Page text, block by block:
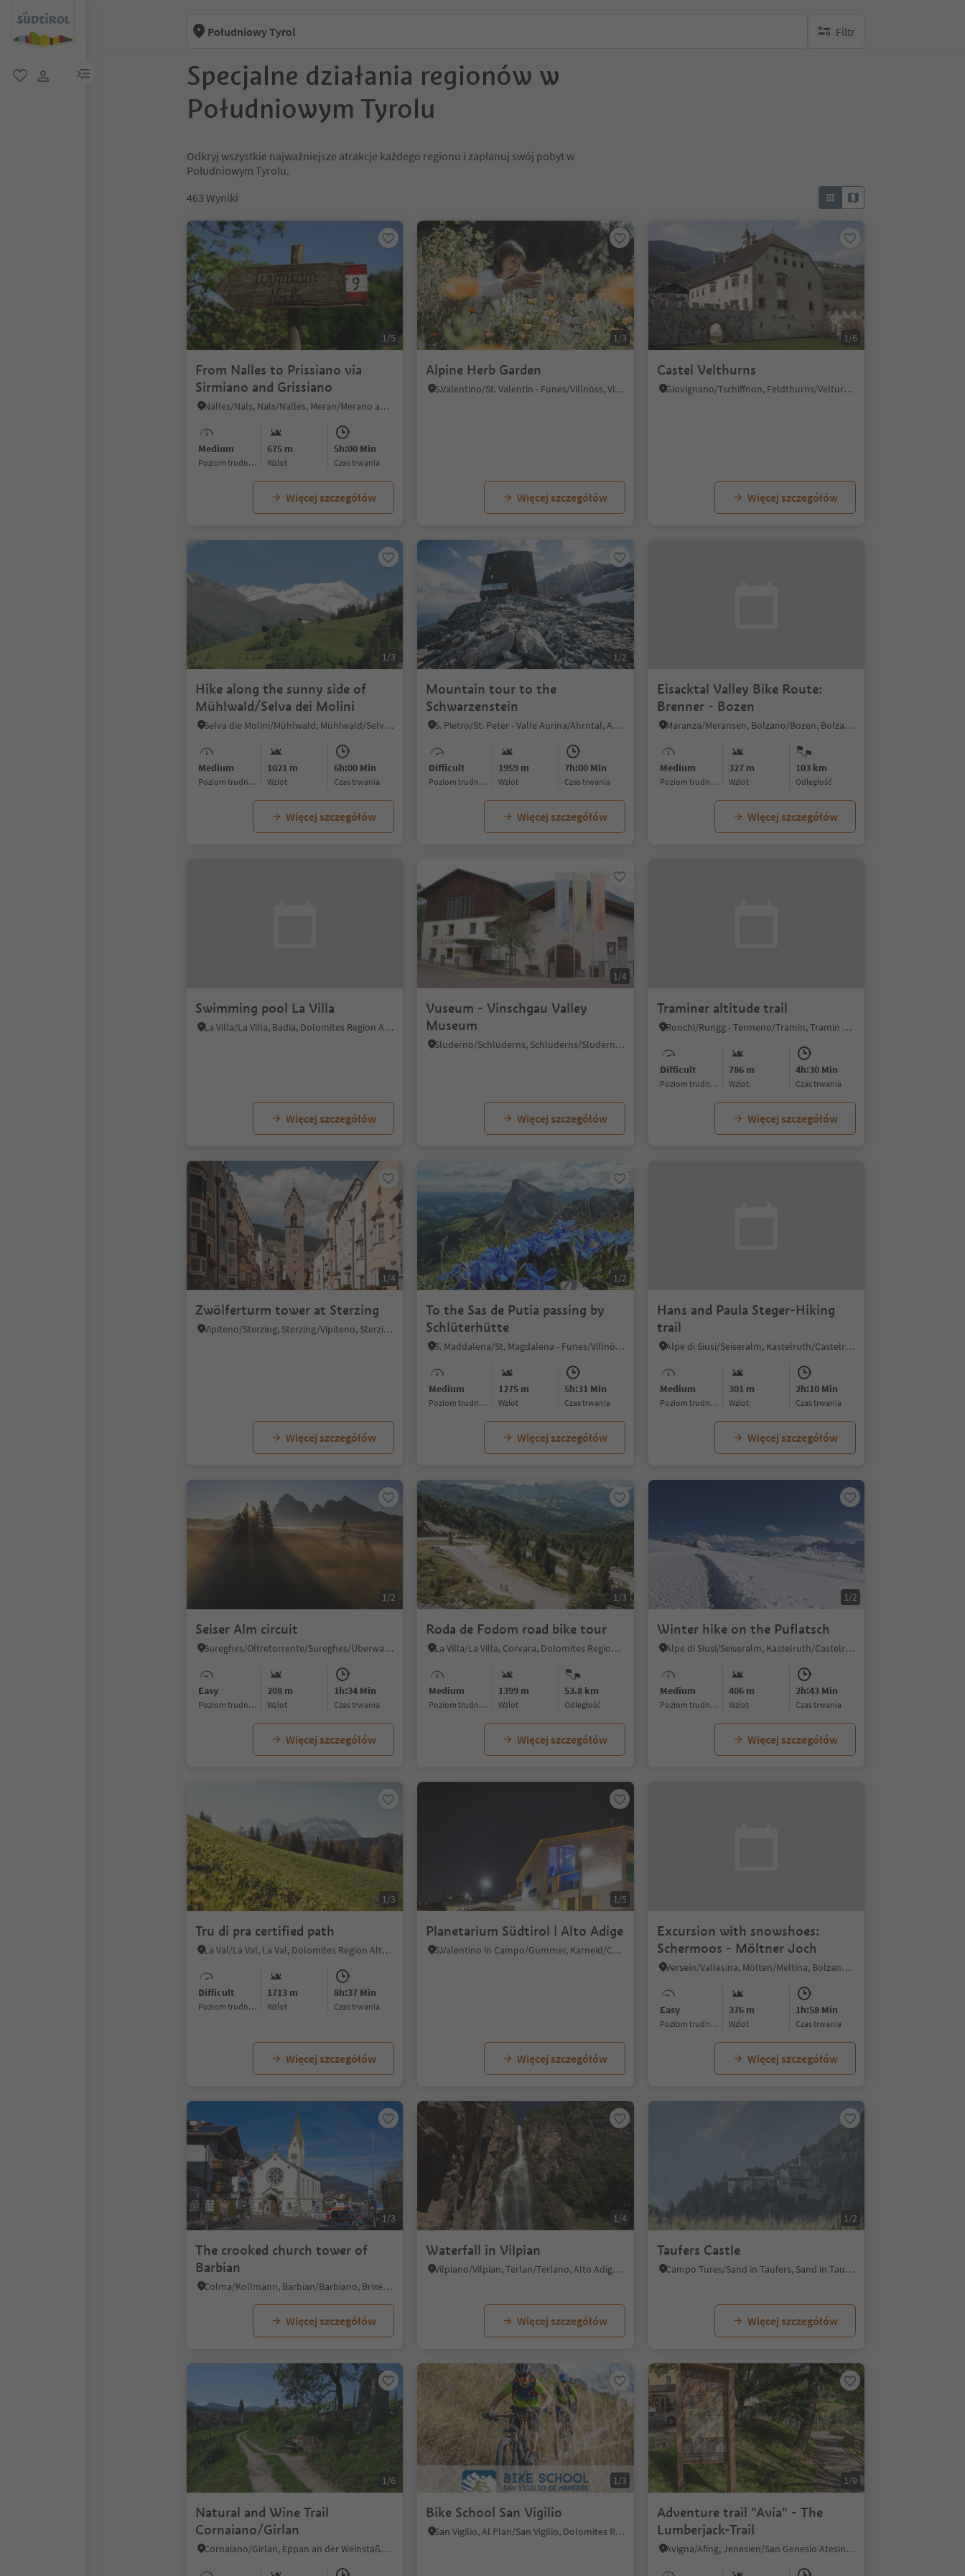
link menu
Południowy Tyrol Filtr
brak aktywnych filtrów
Specjalne działania regionów w
Południowym Tyrolu
Odkryj wszystkie najważniejsze atrakcje każdego regionu i zaplanuj swój pobyt w
Południowym Tyrolu.
463 Wyniki
1/5
From Nalles to Prissiano via
Sirmiano and Grissiano
Nalles/Nals, Nals/Nalles, Meran/Merano and environs
Medium
Poziom trudności
675 m
Wzlot
5h:00 Min
czas trwania
Więcej szczegółów
1/3
Alpine Herb Garden
S.Valentino/St. Valentin - Funes/Villnöss, Villnöss/Funes, Dolomites Region Lüsen Villnöss
Więcej szczegółów
1/6
Castel Velthurns
Giovignano/Tschiffnon, Feldthurns/Velturno, Brixen/Bressanone and environs
Więcej szczegółów
1/3
Hike along the sunny side of
Mühlwald/Selva dei Molini
Selva die Molini/Mühlwald, Mühlwald/Selva dei Molini, Ahrntal/Valle Aurina
Medium
Poziom trudności
1021 m
Wzlot
6h:00 Min
czas trwania
Więcej szczegółów
1/2
Mountain tour to the
Schwarzenstein
S. Pietro/St. Peter - Valle Aurina/Ahrntal, Ahrntal/Valle Aurina, Ahrntal/Valle Aurina
Difficult
Poziom trudności
1959 m
Wzlot
7h:00 Min
czas trwania
Więcej szczegółów
Eisacktal Valley Bike Route:
Brenner - Bozen
Maranza/Meransen, Bolzano/Bozen, Bolzano/Bozen and environs
Medium
Poziom trudności
327 m
Wzlot
103 km
odległość
Więcej szczegółów
Swimming pool La Villa
La Villa/La Villa, Badia, Dolomites Region Alta Badia
Więcej szczegółów
1/4
Vuseum - Vinschgau Valley
Museum
Sluderno/Schluderns, Schluderns/Sluderno, Vinschgau/Val Venosta
Więcej szczegółów
Traminer altitude trail
Ronchi/Rungg - Termeno/Tramin, Tramin an der Weinstraße/Termeno sulla Strada del Vino, Alto Adige Wine Road
Difficult
Poziom trudności
786 m
Wzlot
4h:30 Min
czas trwania
Więcej szczegółów
1/4
Zwölferturm tower at Sterzing
Vipiteno/Sterzing, Sterzing/Vipiteno, Sterzing/Vipiteno and environs
Więcej szczegółów
1/2
To the Sas de Putia passing by
Schlüterhütte
S. Maddalena/St. Magdalena - Funes/Villnöss, Villnöss/Funes, Dolomites Region Lüsen Villnöss
Medium
Poziom trudności
1275 m
Wzlot
5h:31 Min
czas trwania
Więcej szczegółów
Hans and Paula Steger-Hiking
trail
Alpe di Siusi/Seiseralm, Kastelruth/Castelrotto, Dolomites Region Seiser Alm
Medium
Poziom trudności
301 m
Wzlot
2h:10 Min
czas trwania
Więcej szczegółów
1/2
Seiser Alm circuit
Sureghes/Oltretorrente/Sureghes/Überwasser, Kastelruth/Castelrotto, Dolomites Region Seiser Alm
Easy
Poziom trudności
208 m
Wzlot
1h:34 Min
czas trwania
Więcej szczegółów
1/3
Roda de Fodom road bike tour
La Villa/La Villa, Corvara, Dolomites Region Alta Badia
Medium
Poziom trudności
1399 m
Wzlot
53.8 km
odległość
Więcej szczegółów
1/2
Winter hike on the Puflatsch
Alpe di Siusi/Seiseralm, Kastelruth/Castelrotto, Dolomites Region Seiser Alm
Medium
Poziom trudności
406 m
Wzlot
2h:43 Min
czas trwania
Więcej szczegółów
1/3
Tru di pra certified path
La Val/La Val, La Val, Dolomites Region Alta Badia
Difficult
Poziom trudności
1713 m
Wzlot
8h:37 Min
czas trwania
Więcej szczegółów
1/5
Planetarium Südtirol | Alto Adige
S.Valentino in Campo/Gummer, Karneid/Cornedo all'Isarco, Dolomites Region Eggental
Więcej szczegółów
Excursion with snowshoes:
Schermoos - Möltner Joch
Versein/Vallesina, Mölten/Meltina, Bolzano/Bozen and environs
Easy
Poziom trudności
376 m
Wzlot
1h:58 Min
czas trwania
Więcej szczegółów
1/3
The crooked church tower of
Barbian
Colma/Kollmann, Barbian/Barbiano, Brixen/Bressanone and environs
Więcej szczegółów
1/4
Waterfall in Vilpian
Vilpiano/Vilpian, Terlan/Terlano, Alto Adige Wine Road
Więcej szczegółów
1/2
Taufers Castle
Campo Tures/Sand in Taufers, Sand in Taufers/Campo Tures, Ahrntal/Valle Aurina
Więcej szczegółów
1/6
Natural and Wine Trail
Cornaiano/Girlan
Cornaiano/Girlan, Eppan an der Weinstaße/Appiano sulla Strada del Vino, Alto Adige Wine Road
1/3
Bike School San Vigilio
San Vigilio, Al Plan/San Vigilio, Dolomites Region Kronplatz/Plan de Corones
1/9
Adventure trail "Avia" - The
Lumberjack-Trail
Avigna/Afing, Jenesien/San Genesio Atesino, Bolzano/Bozen and environs